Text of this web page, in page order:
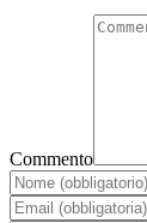
Commento